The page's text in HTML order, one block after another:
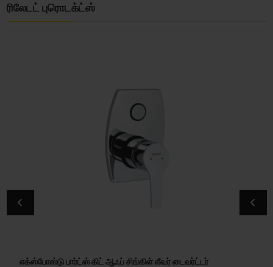
ரிலேடட் புரொடக்ட்ஸ்
எக்ஸ்போஸ்டு பார்ட்ஸ் கிட் ஆஃப் சிங்கிள் லீவர் டைவர்ட்டர்
சிங்க் மிக்ஸர் வித் ஸ்விங்கிங் ஸ்பவுட்